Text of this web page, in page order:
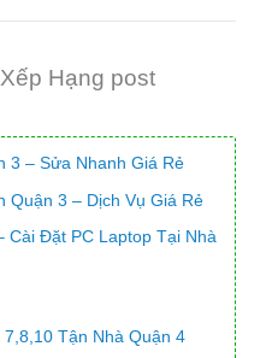
Xếp Hạng post
3 – Sửa Nhanh Giá Rẻ
Quận 3 – Dịch Vụ Giá Rẻ
Cài Đặt PC Laptop Tại Nhà
7,8,10 Tận Nhà Quận 4